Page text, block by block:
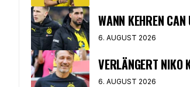
WANN KEHREN
6. AUGUST 2026
VERLÄNGERT NIKO
6. AUGUST 2026